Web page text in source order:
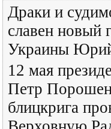
Драки и
славен новый
Украины
12 мая
Петр
блицкрига